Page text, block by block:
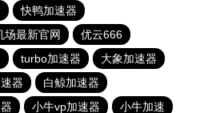
快鸭加速器
场最新官网
优云666
turbo加速器
大象加速器
器
白鲸加速器
小牛vp加速器
小牛加速